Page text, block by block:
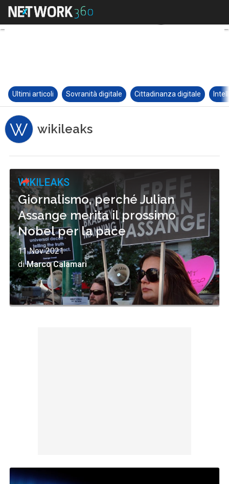
Ultimi articoli Sovranità digitale Cittadinanza digitale
W wikileaks
WIKILEAKS
Giornalismo, perché Julian
Assange merita il prossimo
Nobel per la pace
11 Nov 2021
diMarco Calamari